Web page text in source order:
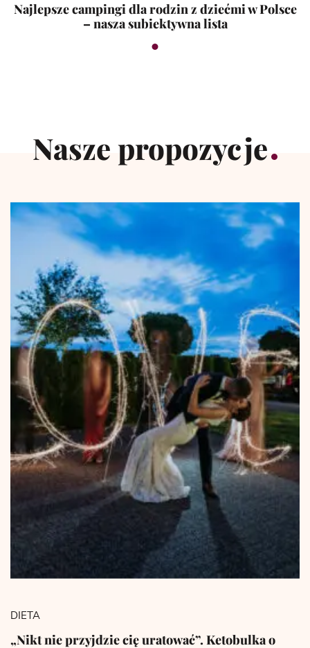
Najlepsze campingi dla rodzin z dziećmi w Polsce
– nasza subiektywna lista
Nasze propozycje
DIETA
„Nikt nie przyjdzie cię uratować”. Ketobulka o